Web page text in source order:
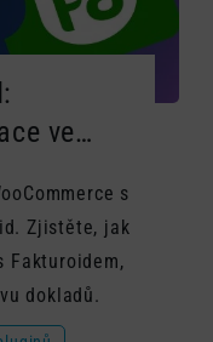
ve
s
Zjistěte, jak
Fakturoidem,
dokladů.